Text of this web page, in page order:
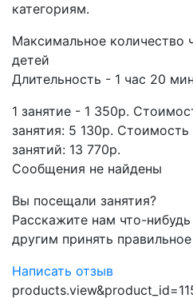
категориям.
Максимальное количество
детей
Длительность - 1 час 20
1 занятие - 1 350р.
занятия: 5 130р.​ Стоимость
занятий: 13 770р.
Сообщения не найдены
Вы посещали занятия?
Расскажите нам что-
другим принять
Написать отзыв